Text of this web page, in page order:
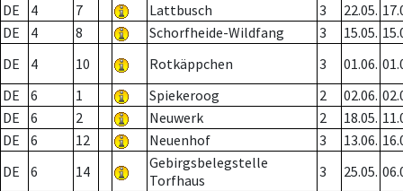
DE
4 7 Lattbusch 3 22.05.
DE
4 8 Schorfheide-Wildfang 3 15.05.
DE
4 10 Rotkäppchen 3 01.06.
DE
6 1 Spiekeroog 2 02.06.
DE
6 2 Neuwerk 2 18.05.
DE
6 12 Neuenhof 3 13.06.
DE
6 14
Gebirgsbelegstelle
Torfhaus
3 25.05.